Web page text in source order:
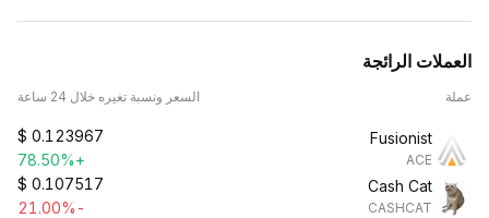
العملات الرائجة
عملة السعر ونسبة تغيره خلال 24 ساعة
Fusionist
ACE
$ 0.123967
+78.50%
Cash Cat
CASHCAT
$ 0.107517
-21.00%